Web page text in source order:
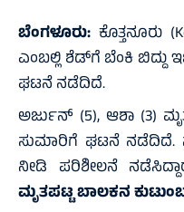
ಬೆಂಗಳೂರು: ಕೊತ್ತನೂರು
ಎಂಬಲ್ಲಿ ಶೆಡ್‌ಗೆ ಬೆಂಕಿ ಬಿದ್ದು
ಘಟನೆ ನಡೆದಿದೆ.
ಅರ್ಜುನ್ (5), ಆಶಾ (3)
ಸುಮಾರಿಗೆ ಘಟನೆ ನಡೆದಿದೆ.
ನೀಡಿ ಪರಿಶೀಲನೆ
ಮೃತಪಟ್ಟ ಬಾಲಕನ